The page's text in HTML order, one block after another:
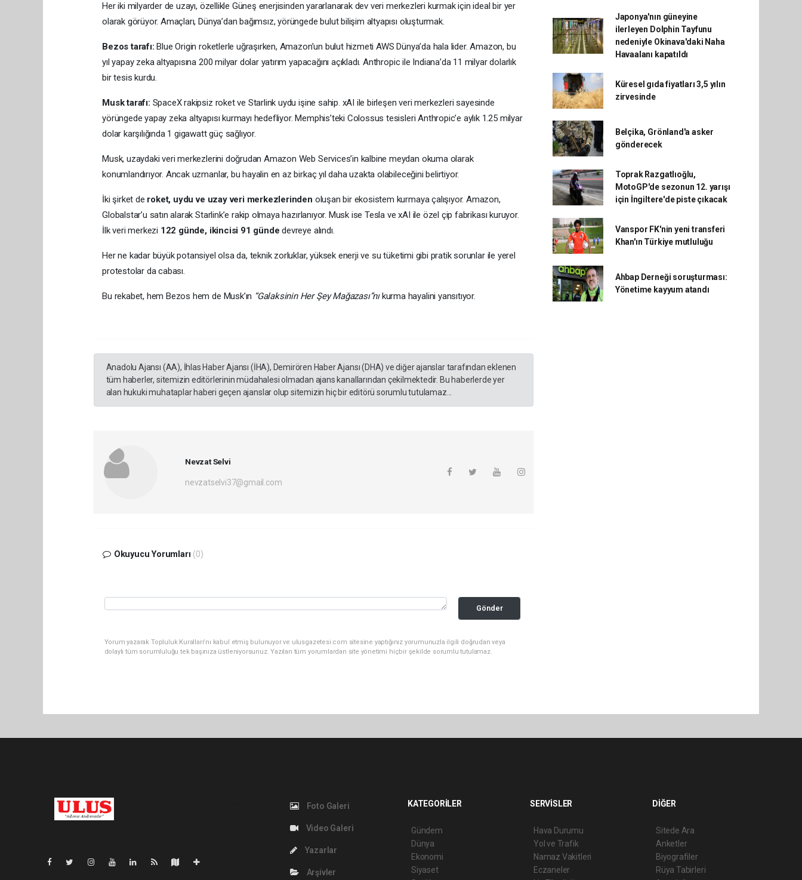
Her iki milyarder de uzayı, özellikle Güneş enerjisinden yararlanarak dev veri merkezleri kurmak için ideal bir yer
olarak görüyor. Amaçları, Dünya’dan bağımsız, yörüngede bulut bilişim altyapısı oluşturmak.
Bezos tarafı: Blue Origin roketlerle uğraşırken, Amazon’un bulut hizmeti AWS Dünya’da hala lider. Amazon, bu
yıl yapay zeka altyapısına 200 milyar dolar yatırım yapacağını açıkladı. Anthropic ile Indiana’da 11 milyar dolarlık
bir tesis kurdu.
Musk tarafı: SpaceX rakipsiz roket ve Starlink uydu işine sahip. xAI ile birleşen veri merkezleri sayesinde
yörüngede yapay zeka altyapısı kurmayı hedefliyor. Memphis’teki Colossus tesisleri Anthropic’e aylık 1.25 milyar
dolar karşılığında 1 gigawatt güç sağlıyor.
Musk, uzaydaki veri merkezlerini doğrudan Amazon Web Services’in kalbine meydan okuma olarak
konumlandırıyor. Ancak uzmanlar, bu hayalin en az birkaç yıl daha uzakta olabileceğini belirtiyor.
İki şirket de roket, uydu ve uzay veri merkezlerinden oluşan bir ekosistem kurmaya çalışıyor. Amazon,
Globalstar’u satın alarak Starlink’e rakip olmaya hazırlanıyor. Musk ise Tesla ve xAI ile özel çip fabrikası kuruyor.
İlk veri merkezi 122 günde, ikincisi 91 gündedevreye alındı.
Her ne kadar büyük potansiyel olsa da, teknik zorluklar, yüksek enerji ve su tüketimi gibi pratik sorunlar ile yerel
protestolar da cabası.
Bu rekabet, hem Bezos hem de Musk’ın “Galaksinin Her Şey Mağazası”nıkurma hayalini yansıtıyor.
Anadolu Ajansı (AA), İhlas Haber Ajansı (İHA), Demirören Haber Ajansı (DHA) ve diğer ajanslar tarafından eklenen
tüm haberler, sitemizin editörlerinin müdahalesi olmadan ajans kanallarından çekilmektedir. Bu haberlerde yer
alan hukuki muhataplar haberi geçen ajanslar olup sitemizin hiç bir editörü sorumlu tutulamaz...
Nevzat Selvi
nevzatselvi37@gmail.com
Okuyucu Yorumları (0)
Gönder
Yorum yazarak Topluluk Kuralları’nı kabul etmiş bulunuyor ve ulusgazetesi.com sitesine yaptığınız yorumunuzla ilgili doğrudan veya
dolaylı tüm sorumluluğu tek başınıza üstleniyorsunuz. Yazılan tüm yorumlardan site yönetimi hiçbir şekilde sorumlu tutulamaz.
Japonya'nın güneyine
ilerleyen Dolphin Tayfunu
nedeniyle Okinava'daki Naha
Havaalanı kapatıldı
Küresel gıda fiyatları 3,5 yılın
zirvesinde
Belçika, Grönland'a asker
gönderecek
Toprak Razgatlıoğlu,
MotoGP'de sezonun 12. yarışı
için İngiltere'de piste çıkacak
Vanspor FK'nin yeni transferi
Khan'ın Türkiye mutluluğu
Ahbap Derneği soruşturması:
Yönetime kayyum atandı
Foto Galeri
Video Galeri
Yazarlar
Arşivler
KATEGORİLER
Gündem
Dünya
Ekonomi
Siyaset
SERVİSLER
Hava Durumu
Yol ve Trafik
Namaz Vakitleri
Eczaneler
DİĞER
Sitede Ara
Anketler
Biyografiler
Rüya Tabirleri